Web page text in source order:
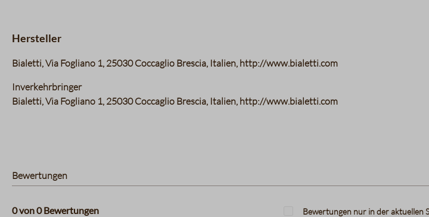
Hersteller
Bialetti, Via Fogliano 1, 25030 Coccaglio Brescia, Italien, http://www.bialetti.com
Inverkehrbringer
Bialetti, Via Fogliano 1, 25030 Coccaglio Brescia, Italien, http://www.bialetti.com
Bewertungen
0 von 0 Bewertungen Bewertungen nur in der aktuellen